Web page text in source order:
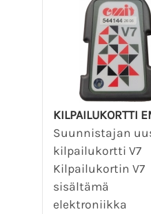
KILPAILUKORTTI
Suunnistajan
kilpailukortti V7
Kilpailukortin V7
sisältämä
elektroniikka